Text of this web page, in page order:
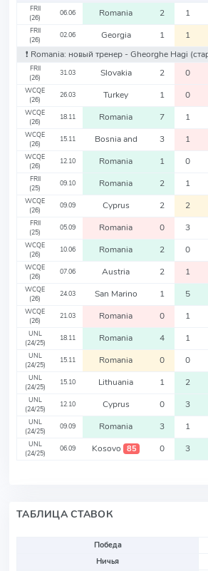
FRII
(26)
06.06 Romania 2 1
FRII
(26)
02.06 Georgia 1 1
❗️ Romania: новый тренер - Gheorghe Hagi
FRII
(26)
31.03 Slovakia 2 0
WCQE
(26)
26.03 Turkey 1 0
WCQE
(26)
18.11 Romania 7 1
WCQE
(26)
15.11 Bosnia and 3 1
WCQE
(26)
12.10 Romania 1 0
FRII
(25)
09.10 Romania 2 1
WCQE
(26)
09.09 Cyprus 2 2
FRII
(25)
05.09 Romania 0 3
WCQE
(26)
10.06 Romania 2 0
WCQE
(26)
07.06 Austria 2 1
WCQE
(26)
24.03 San Marino 1 5
WCQE
(26)
21.03 Romania 0 1
UNL
(24/25)
18.11 Romania 4 1
UNL
(24/25)
15.11 Romania 0 0
UNL
(24/25)
15.10 Lithuania 1 2
UNL
(24/25)
12.10 Cyprus 0 3
UNL
(24/25)
09.09 Romania 3 1
UNL
(24/25)
06.09 Kosovo 85 0 3
ТАБЛИЦА СТАВОК
Победа
Ничья